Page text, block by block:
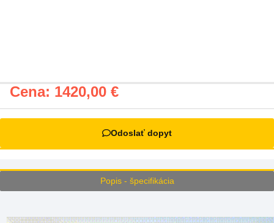
Cena: 1420,00 €
Odoslať dopyt
Popis - špecifikácia